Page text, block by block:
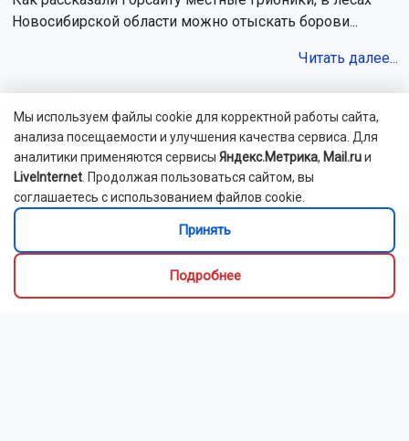
Новосибирской области можно отыскать борови...
Читать далее...
Видео
Мы используем файлы cookie для корректной работы сайта,
анализа посещаемости и улучшения качества сервиса. Для
аналитики применяются сервисы Яндекс.Метрика, Mail.ruи
LiveInternet . Продолжая пользоваться сайтом, вы
соглашаетесь с использованием файлов cookie.
Принять
Подробнее